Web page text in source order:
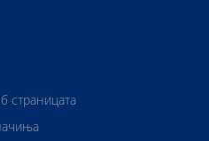
страницата